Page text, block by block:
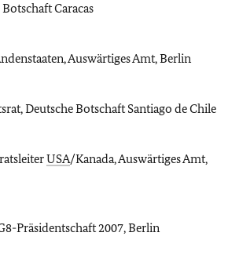
Caracas
Auswärtiges Amt, Berlin
Deutsche Botschaft Santiago de Chile
USA/Kanada, Auswärtiges Amt,
Präsidentschaft 2007, Berlin